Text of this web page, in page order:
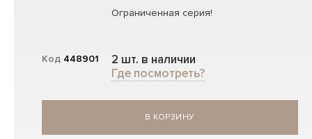
Код 448901
Ограниченная серия!
2 шт. в наличии
Где посмотреть?
В КОРЗИНУ